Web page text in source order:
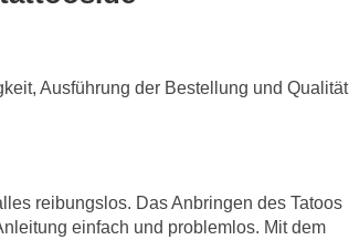
Ausführung der Bestellung und Qualität
reibungslos. Das Anbringen des Tatoos
einfach und problemlos. Mit dem